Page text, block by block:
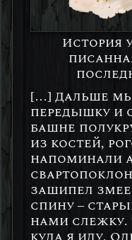
История
[…] Дальше
передышку и
башне
из костей,
напоминали
зашипел
спину –
нами слежку.